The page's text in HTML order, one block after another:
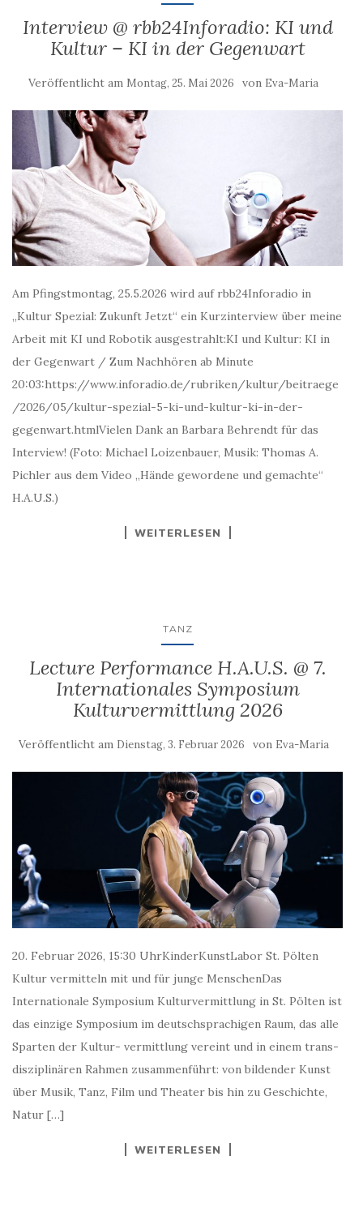
Interview @ rbb24Inforadio: KI und
Kultur – KI in der Gegenwart
Veröffentlicht am Montag, 25. Mai 2026 von Eva-Maria
Am Pfingstmontag, 25.5.2026 wird auf rbb24Inforadio in
„Kultur Spezial: Zukunft Jetzt“ ein Kurzinterview über meine
Arbeit mit KI und Robotik ausgestrahlt:KI und Kultur: KI in
der Gegenwart / Zum Nachhören ab Minute
20:03:https://www.inforadio.de/rubriken/kultur/beitraege
/2026/05/kultur-spezial-5-ki-und-kultur-ki-in-der-
gegenwart.htmlVielen Dank an Barbara Behrendt für das
Interview! (Foto: Michael Loizenbauer, Musik: Thomas A.
Pichler aus dem Video „Hände gewordene und gemachte“
H.A.U.S.)
WEITERLESEN
TANZ
Lecture Performance H.A.U.S. @ 7.
Internationales Symposium
Kulturvermittlung 2026
Veröffentlicht am Dienstag, 3. Februar 2026 von Eva-Maria
20. Februar 2026, 15:30 UhrKinderKunstLabor St. Pölten
Kultur vermitteln mit und für junge MenschenDas
Internationale Symposium Kulturvermittlung in St. Pölten ist
das einzige Symposium im deutschsprachigen Raum, das alle
Sparten der Kultur- vermittlung vereint und in einem trans-
disziplinären Rahmen zusammenführt: von bildender Kunst
über Musik, Tanz, Film und Theater bis hin zu Geschichte,
Natur […]
WEITERLESEN